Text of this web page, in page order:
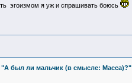
эгоизмом я уж и спрашивать боюсь
был ли мальчик (в смысле: Масса)?"